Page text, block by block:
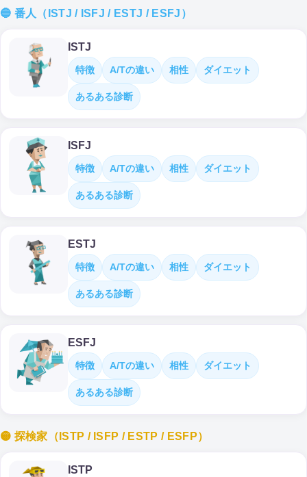
🔵 番人（ISTJ / ISFJ / ESTJ / ESFJ）
ISTJ
特徴 A/Tの違い 相性 ダイエット
あるある診断
ISFJ
特徴 A/Tの違い 相性 ダイエット
あるある診断
ESTJ
特徴 A/Tの違い 相性 ダイエット
あるある診断
ESFJ
特徴 A/Tの違い 相性 ダイエット
あるある診断
🟡 探検家（ISTP / ISFP / ESTP / ESFP）
ISTP